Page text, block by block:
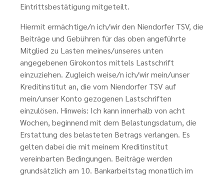
Eintrittsbestätigung mitgeteilt.
Hiermit ermächtige/n ich/wir den Niendorfer TSV, die
Beiträge und Gebühren für das oben angeführte
Mitglied zu Lasten meines/unseres unten
angegebenen Girokontos mittels Lastschrift
einzuziehen. Zugleich weise/n ich/wir mein/unser
Kreditinstitut an, die vom Niendorfer TSV auf
mein/unser Konto gezogenen Lastschriften
einzulösen. Hinweis: Ich kann innerhalb von acht
Wochen, beginnend mit dem Belastungsdatum, die
Erstattung des belasteten Betrags verlangen. Es
gelten dabei die mit meinem Kreditinstitut
vereinbarten Bedingungen. Beiträge werden
grundsätzlich am 10. Bankarbeitstag monatlich im